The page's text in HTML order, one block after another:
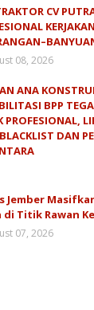
CV
08, 2026
ANA
BPP
PROFESIONAL,
DAN
Jember
di Titik Rawan
07, 2026